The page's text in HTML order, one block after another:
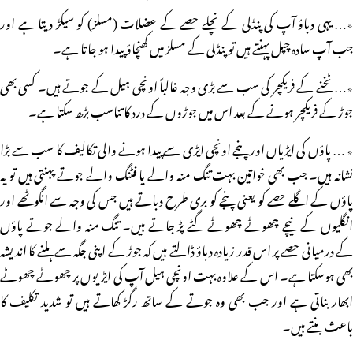
٭… یہی دباؤ آپ کی پنڈلی کے نچلے حصے کے عضلات (مسلز) کو سیکڑ دیتا ہے اور
جب آپ سادہ چپل پہنتے ہیں تو پنڈلی کے مسلز میں کھنچاؤ پیدا ہو جاتا ہے۔
٭… ٹخنے کے فریکچر کی سب سے بڑی وجہ غالباً اونچی ہیل کے جوتے ہیں۔ کسی بھی
جوڑ کے فریکچر ہونے کے بعد اس میں جوڑوں کے درد کا تناسب بڑھ سکتا ہے۔
٭ … پاؤں کی ایڑیاں اور پنجے اونچی ایڑی سے پیدا ہونے والی تکالیف کا سب سے بڑا
نشانہ ہیں۔ جب بھی خواتین بہت تنگ منہ والے یا فٹنگ والے جوتے پہنتی ہیں تو یہ
پاؤں کے اگلے حصے کو یعنی پنجے کو بری طرح دباتے ہیں جس کی وجہ سے انگوٹھے اور
انگلیوں کے نیچے چھوٹے چھوٹے گٹے پڑ جاتے ہیں۔ تنگ منہ والے جوتے پاؤں
کے درمیانی حصے پر اس قدر زیادہ دباؤ ڈالتے ہیں کہ جوڑ کے اپنی جگہ سے ہلنے کا اندیشہ
بھی ہوسکتا ہے۔ اس کے علاوہ بہت اونچی ہیل آپ کی ایڑیوں پر چھوٹے چھوٹے
ابھار بناتی ہے اور جب بھی وہ جوتے کے ساتھ رگڑ کھاتے ہیں تو شدید تکلیف کا
باعث بنتے ہیں۔